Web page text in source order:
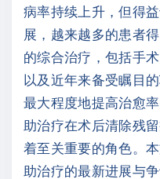
病率持续上升，但得
展，越来越多的患者
的综合治疗，包括手
以及近年来备受瞩目的
最大程度地提高治愈
助治疗在术后清除残
着至关重要的角色。
助治疗的最新进展与